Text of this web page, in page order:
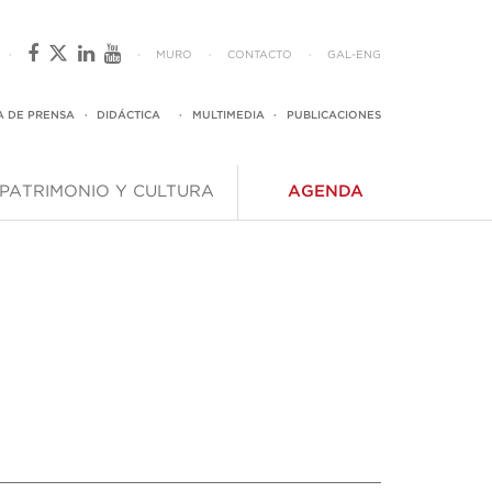
· · MURO · CONTACTO · GAL- ENG
DE PRENSA · DIDÁCTICA · MULTIMEDIA · PUBLICACIONES
PATRIMONIO Y CULTURA AGENDA